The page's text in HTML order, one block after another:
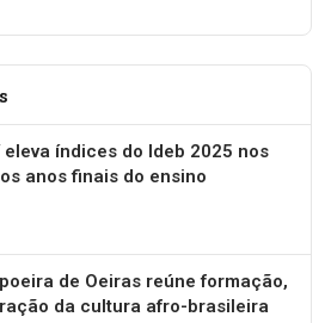
índices do Ideb 2025 nos
anos finais do ensino
de Oeiras reúne formação,
da cultura afro-brasileira